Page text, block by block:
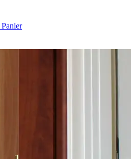
Panier